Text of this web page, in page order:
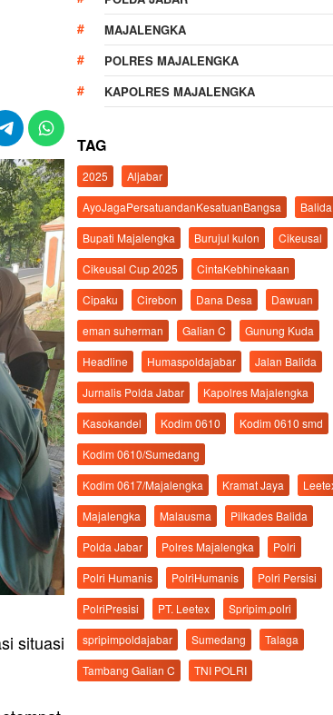
situasi
MAJALENGKA
POLRES MAJALENGKA
KAPOLRES MAJALENGKA
TAG
2025
Aljabar
AyoJagaPersatuandanKesatuanBangsa
Balida
Bupati Majalengka
Burujul kulon
Cikeusal
Cikeusal Cup 2025
CintaKebhinekaan
Cipaku
Cirebon Dana Desa
Dawuan
eman suherman
Galian C
Gunung Kuda
Headline
Humaspoldajabar
Jalan Balida
Jurnalis Polda Jabar
Kapolres Majalengka
Kasokandel
Kodim 0610
Kodim 0610 smd
Kodim 0610/Sumedang
Kodim 0617/Majalengka
Kramat Jaya
Majalengka
Malausma
Pilkades Balida
Polda Jabar
Polres Majalengka
Polri
Polri Humanis
PolriHumanis
Polri Persisi
PolriPresisi
PT. Leetex
Spripim.polri
spripimpoldajabar
Sumedang
Talaga
Tambang Galian C
TNI POLRI